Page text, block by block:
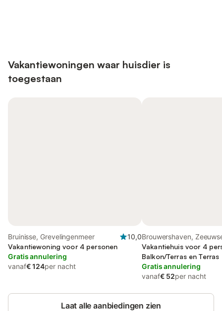
Vakantiewoningen waar huisdier is
toegestaan
Bruinisse, Grevelingenmeer
10,0
Vakantiewoning voor 4 personen
Gratis annulering
vanaf€ 124per nacht
Brouwershaven,
Vakantiehuis voor 4
Balkon/Terras en Terras
Gratis annulering
vanaf€ 52per nacht
Laat alle aanbiedingen zien